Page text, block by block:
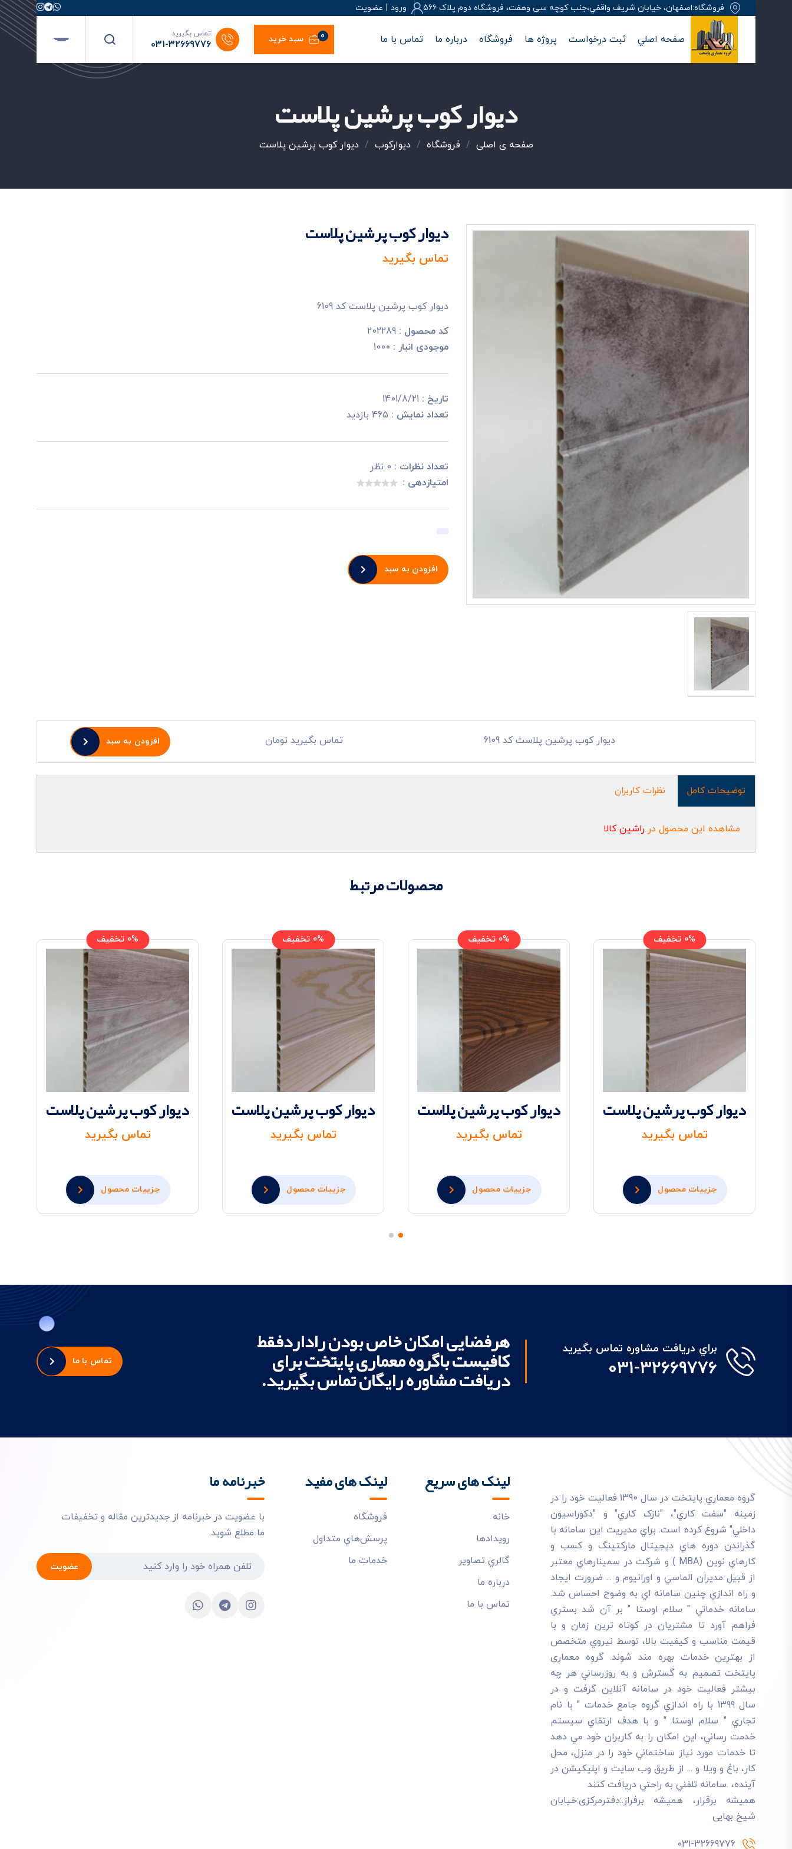
فروشگاه:اصفهان، خيابان شريف واقفي،جنب کوچه سی وهفت، فروشگاه دوم پلاک 566 ورود | عضويت
صفحه اصلي ثبت درخواست پروژه ها فروشگاه درباره ما تماس با ما سبد خرید 0 تماس بگیرید
031-32669776
دیوار کوب پرشین پلاست
صفحه ی اصلی / فروشگاه /دیوارکوب /دیوار کوب پرشین پلاست
دیوار کوب پرشین پلاست
تماس بگیرید
دیوار کوب پرشین پلاست کد 6109
کد محصول : 202289
موجودی انبار : 1000
تاریخ : 1401/8/21
تعداد نمایش : 465 بازدید
تعداد نظرات : 0 نظر
امتیازدهی :
افزودن به سبد
دیوار کوب پرشین پلاست کد 6109 تماس بگیرید تومان افزودن به سبد
توضیحات کامل نظرات کاربران
مشاهده این محصول در راشین کالا
محصولات مرتبط
0% تخفیف
دیوار کوب پرشین پلاست
تماس بگیرید
جزییات محصول
0% تخفیف
دیوار کوب پرشین پلاست
تماس بگیرید
جزییات محصول
0% تخفیف
دیوار کوب پرشین پلاست
تماس بگیرید
جزییات محصول
0% تخفیف
دیوار کوب پرشین پلاست
تماس بگیرید
جزییات محصول
براي دريافت مشاوره تماس بگيريد
031-32669776
هرفضایی امکان خاص بودن راداردفقط
کافیست باگروه معماری پایتخت برای
دریافت مشاوره رایگان تماس بگیرید.
تماس با ما
گروه معماري پايتخت در سال 1390 فعاليت خود را در
زمينه "سفت کاري"، "نازک کاري" و "دکوراسيون
داخلي" شروع کرده است. براي مديريت اين سامانه با
گذراندن دوره هاي ديجيتال مارکتينگ و کسب و
کارهاي نوين (MBA ) و شرکت در سمينارهاي معتبر
از قبيل مديران الماسي و اورانيوم و ... ضرورت ايجاد
و راه اندازي چنين سامانه اي به وضوح احساس شد.
سامانه خدماتي " سلام اوستا " بر آن شد بستري
فراهم آورد تا مشتريان در کوتاه ترين زمان و با
قيمت مناسب و کيفيت بالا، توسط نيروي متخصص
از بهترين خدمات بهره مند شوند. گروه معماری
پایتخت تصميم به گسترش و به روزرساني هر چه
بيشتر فعاليت خود در سامانه آنلاين گرفت و در
سال 1399 با راه اندازي گروه جامع خدمات " با نام
تجاري " سلام اوستا " و با هدف ارتقاي سيستم
خدمت رساني، اين امکان را به کاربران خود مي دهد
تا خدمات مورد نياز ساختماني خود را در منزل، محل
کار، باغ و ويلا و ... از طريق وب سايت و اپليکيشن در
آينده، .سامانه تلفني به راحتي دريافت کنند
هميشه برقرار، هميشه برفراز.:دفترمرکزی:خیابان
شیخ بهایی
031-32669776
لینک های سریع
خانه
رويدادها
گالري تصاوير
درباره ما
تماس با ما
لینک های مفید
فروشگاه
پرسش‌هاي متداول
خدمات ما
خبرنامه ما
با عضویت در خبرنامه از جدیدترین مقاله و تخفیفات
ما مطلع شوید.
عضویت